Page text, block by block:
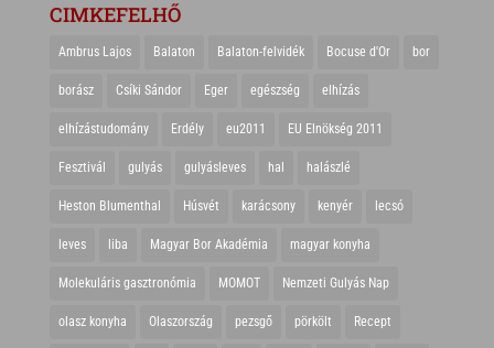
CIMKEFELHŐ
Ambrus Lajos Balaton Balaton-felvidék Bocuse d'Or bor
borász Csíki Sándor Eger egészség elhízás
elhízástudomány Erdély eu2011 EU Elnökség 2011
Fesztivál gulyás gulyásleves hal halászlé
Heston Blumenthal Húsvét karácsony kenyér lecsó
leves liba Magyar Bor Akadémia magyar konyha
Molekuláris gasztronómia MOMOT Nemzeti Gulyás Nap
olasz konyha Olaszország pezsgő pörkölt Recept